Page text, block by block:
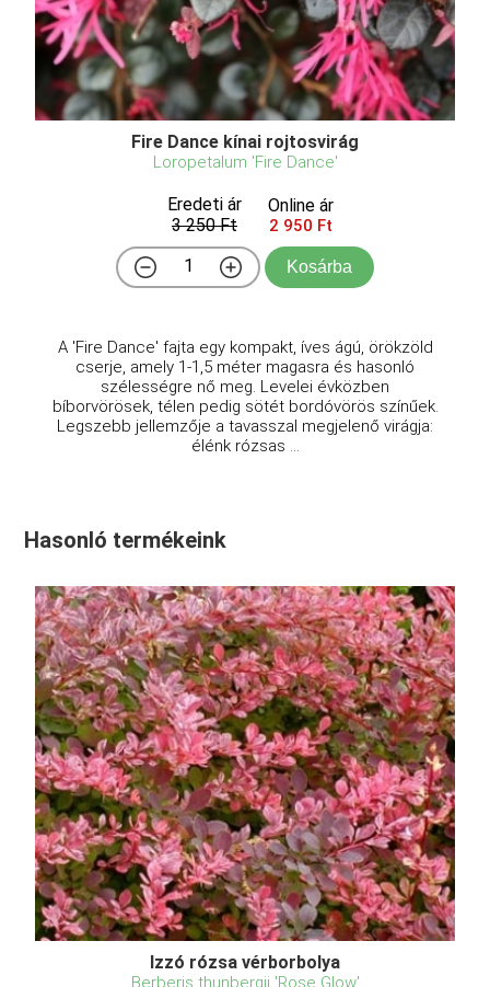
Fire Dance kínai rojtosvirág
Loropetalum 'Fire Dance'
Eredeti ár
3 250 Ft
Online ár
2 950 Ft
Kosárba
A 'Fire Dance' fajta egy kompakt, íves ágú, örökzöld
cserje, amely 1-1,5 méter magasra és hasonló
szélességre nő meg. Levelei évközben
bíborvörösek, télen pedig sötét bordóvörös színűek.
Legszebb jellemzője a tavasszal megjelenő virágja:
élénk rózsas ...
Hasonló termékeink
Izzó rózsa vérborbolya
Berberis thunbergii 'Rose Glow'